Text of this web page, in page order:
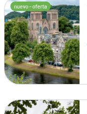
nuevo - oferta